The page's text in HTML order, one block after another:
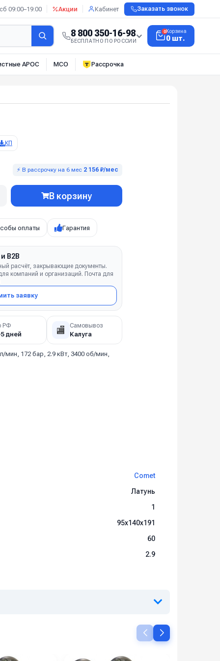
09:00–19:00 Акции Кабинет Заказать звонок
8 800 350-16-98
БЕСПЛАТНО ПО РОССИИ
0Корзина
0 шт.
АРОС МСО Рассрочка
КП
⚡ В рассрочку на 6 мес 2 156 ₽/мес
В корзину
оплаты Гарантия
B2B
расчёт, закрывающие документы.
компаний и организаций. Почта для
заявку
РФ
дней 🏬 Самовывоз
Калуга
мин, 172 бар, 2.9 кВт, 3400 об/мин,
Comet
Латунь
1
95x140x191
60
2.9